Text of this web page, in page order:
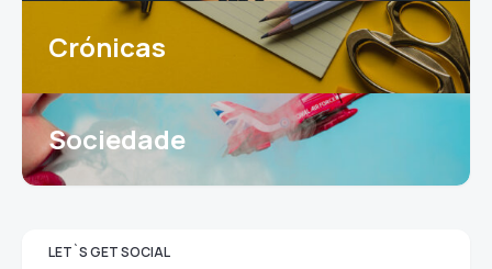
Crónicas
Sociedade
LET`S GET SOCIAL